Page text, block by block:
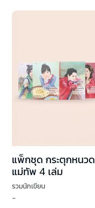
แพ็กชุด กระตุกหนวด
แม่ทัพ 4 เล่ม
รวมนักเขียน
-